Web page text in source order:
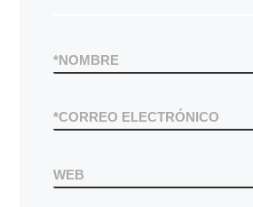
NOMBRE
*
CORREO ELECTRÓNICO
*
WEB